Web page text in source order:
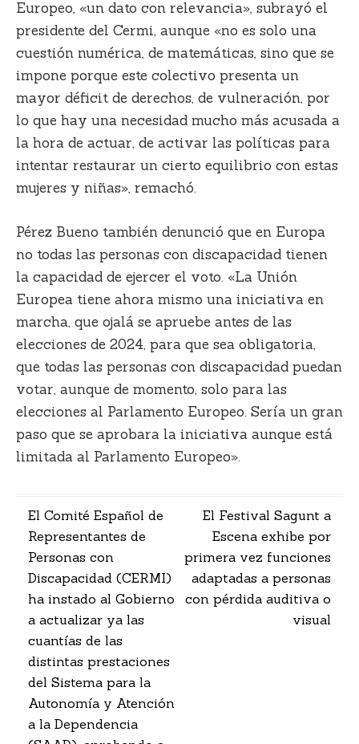
Europeo, «un dato con relevancia», subrayó el
presidente del Cermi, aunque «no es solo una
cuestión numérica, de matemáticas, sino que se
impone porque este colectivo presenta un
mayor déficit de derechos, de vulneración, por
lo que hay una necesidad mucho más acusada a
la hora de actuar, de activar las políticas para
intentar restaurar un cierto equilibrio con estas
mujeres y niñas», remachó.
Pérez Bueno también denunció que en Europa
no todas las personas con discapacidad tienen
la capacidad de ejercer el voto. «La Unión
Europea tiene ahora mismo una iniciativa en
marcha, que ojalá se apruebe antes de las
elecciones de 2024, para que sea obligatoria,
que todas las personas con discapacidad puedan
votar, aunque de momento, solo para las
elecciones al Parlamento Europeo. Sería un gran
paso que se aprobara la iniciativa aunque está
limitada al Parlamento Europeo».
Navegación
de
entradas
El Comité Español de
Representantes de
Personas con
Discapacidad (CERMI)
ha instado al Gobierno
a actualizar ya las
cuantías de las
distintas prestaciones
del Sistema para la
Autonomía y Atención
a la Dependencia
El Festival Sagunt a
Escena exhibe por
primera vez funciones
adaptadas a personas
con pérdida auditiva o
visual